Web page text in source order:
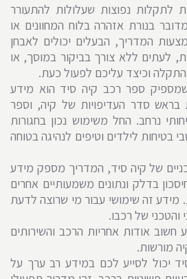
לתקלות נפוצות שעלולות להתעורר
בנורת אזהרה בלוח המחוונים או
המדריך, הבעלים יכולים לאבחן
לעתים ללא צורך בביקור במוסך, או
וכיצד עליכם לפעול כעת.
ספר רכב קיה סיד הוא מידע
בראש סדר העדיפויות של קיה, וספר
נרחב. החל משימוש נכון בחגורות
בטיחות לילדים וטיפים לנהיגה בטוחה
של קיה סיד, המדריך מספק מידע
בדלק ונתונים משמעותיים אחרים
מידע זה שימושי עבור מי שרוצה לדעת
והטכני של רכבו.
אודות אחריות הרכב והשירותים
מורשות.
יכול לסייע לכם במידע רב ערך על